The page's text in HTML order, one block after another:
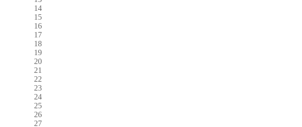
14
15
16
17
18
19
20
21
22
23
24
25
26
27